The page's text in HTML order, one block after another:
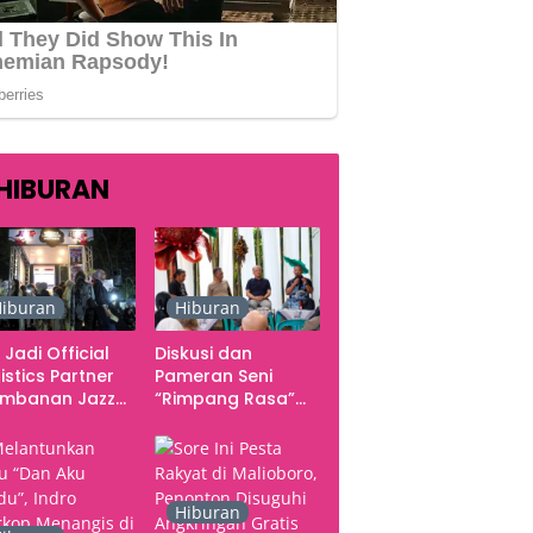
Jadi Official
Partner
Jazz
Seluruh
Konser
Hiburan
Diskusi dan
Pameran Seni
“Rimpang Rasa”
sampai Kritik
terhadap
Yogyakarta
sebagai Pusat
Hiburan